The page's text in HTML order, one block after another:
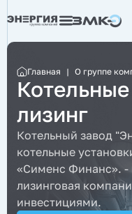
Главная | О группе
лизинг
Котельный завод
котельные
«Сименс Финанс». -
лизинговая
инвестициями.